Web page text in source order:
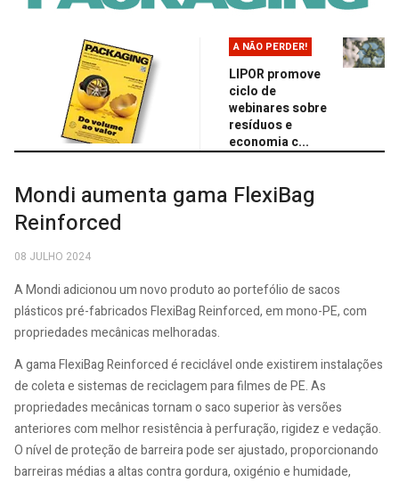
A NÃO PERDER!
LIPOR promove
ciclo de
webinares sobre
resíduos e
economia c...
Mondi aumenta gama FlexiBag
Reinforced
08 JULHO 2024
A Mondi adicionou um novo produto ao portefólio de sacos
plásticos pré-fabricados FlexiBag Reinforced, em mono-PE, com
propriedades mecânicas melhoradas.
A gama FlexiBag Reinforced é reciclável onde existirem instalações
de coleta e sistemas de reciclagem para filmes de PE. As
propriedades mecânicas tornam o saco superior às versões
anteriores com melhor resistência à perfuração, rigidez e vedação.
O nível de proteção de barreira pode ser ajustado, proporcionando
barreiras médias a altas contra gordura, oxigénio e humidade,